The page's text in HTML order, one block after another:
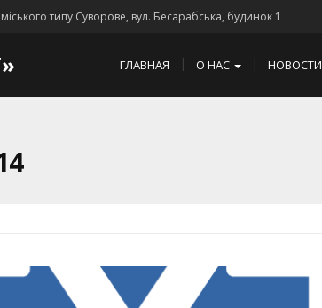
типу Суворове, вул. Бесарабська, будинок 1
ГЛАВНАЯ О НАС НОВОСТИ